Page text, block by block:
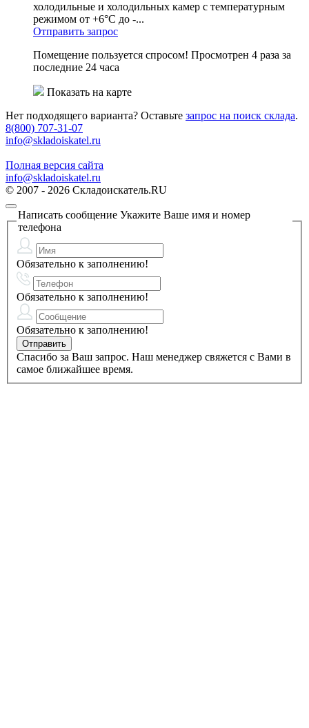
холодильные и холодильных камер с температурным
режимом от +6°C до -...
Отправить запрос
Помещение пользуется спросом! Просмотрен 4 раза за
последние 24 часа
Показать на карте
Нет подходящего варианта? Оставьте запрос на поиск склада.
8(800) 707-31-07
info@skladoiskatel.ru
Полная версия сайта
info@skladoiskatel.ru
© 2007 - 2026 Складоискатель.RU
Написать сообщение Укажите Ваше имя и номер
телефона
Обязательно к заполнению!
Обязательно к заполнению!
Обязательно к заполнению!
Спасибо за Ваш запрос. Наш менеджер свяжется с Вами в
самое ближайшее время.